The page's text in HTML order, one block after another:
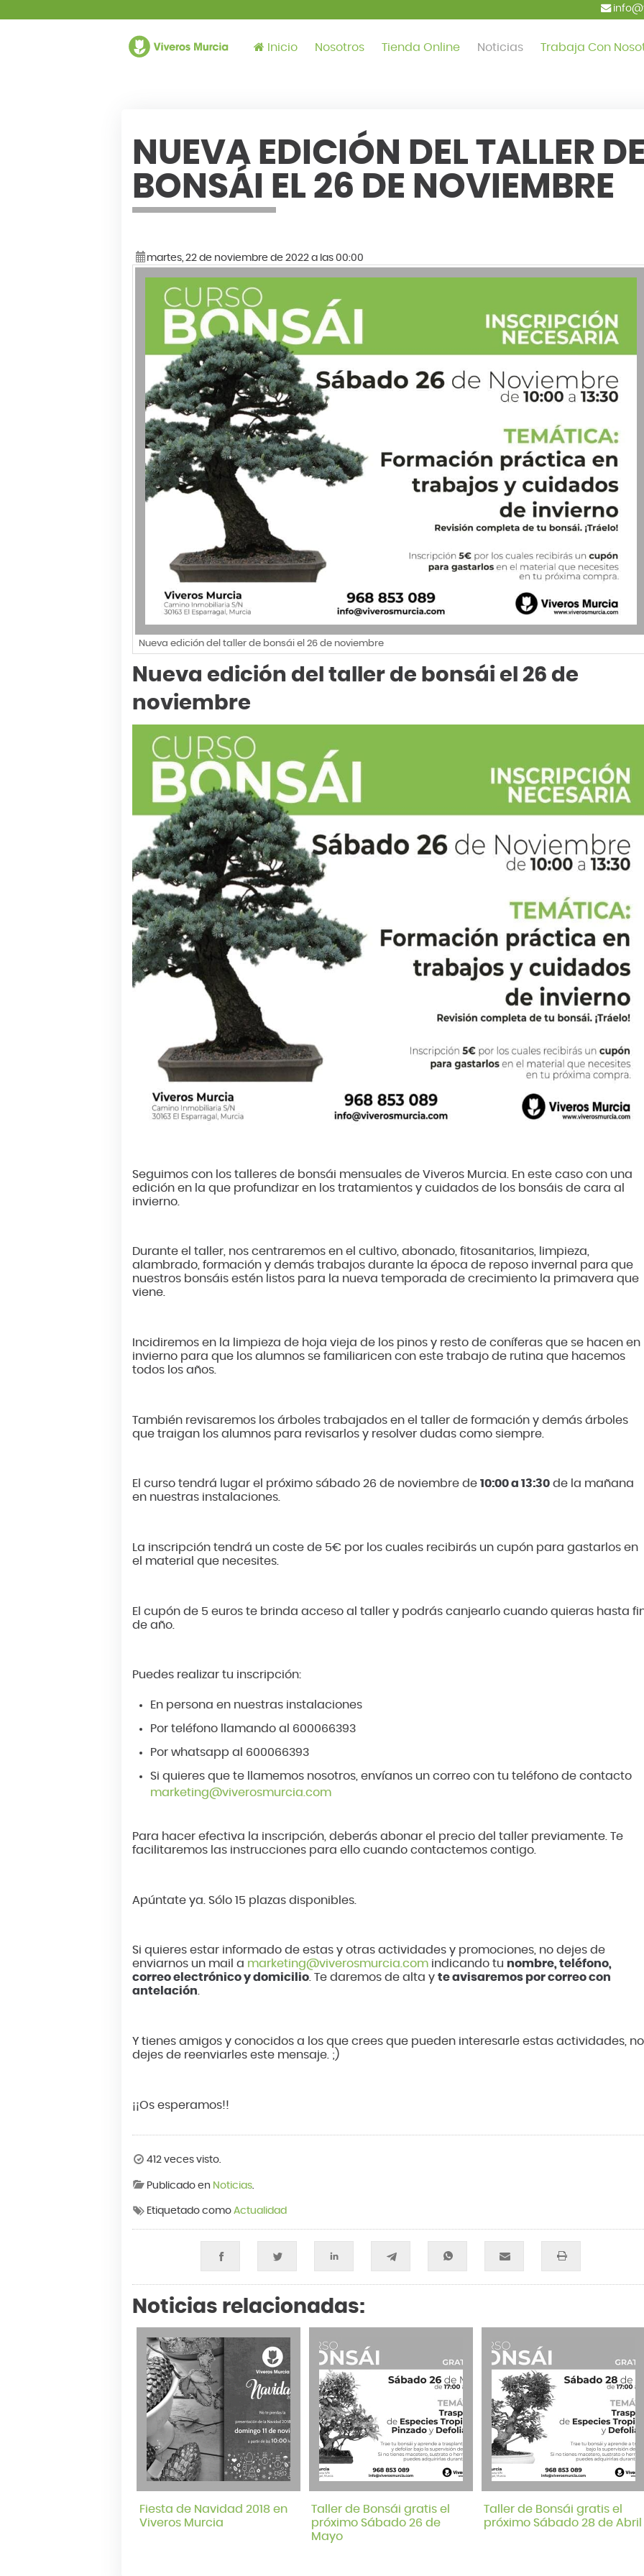
Inicio Nosotros Tienda Online Noticias Trabaja Con
NUEVA EDICIÓN DEL TALLER
BONSÁI EL 26 DE NOVIEMBRE
martes, 22 de noviembre de 2022 a las 00:00
Nueva edición del taller de bonsái el 26 de noviembre
Nueva edición del taller de bonsái el 26 de
noviembre
Seguimos con los talleres de bonsái mensuales de Viveros Murcia. En este caso con una
edición en la que profundizar en los tratamientos y cuidados de los bonsáis de cara al
invierno.
Durante el taller, nos centraremos en el cultivo, abonado, fitosanitarios, limpieza,
alambrado, formación y demás trabajos durante la época de reposo invernal para que
nuestros bonsáis estén listos para la nueva temporada de crecimiento la primavera que
viene.
Incidiremos en la limpieza de hoja vieja de los pinos y resto de coníferas que se hacen en
invierno para que los alumnos se familiaricen con este trabajo de rutina que hacemos
todos los años.
También revisaremos los árboles trabajados en el taller de formación y demás árboles
que traigan los alumnos para revisarlos y resolver dudas como siempre.
El curso tendrá lugar el próximo sábado 26 de noviembre de10:00 a 13:30 de la mañana
en nuestras instalaciones.
La inscripción tendrá un coste de 5€ por los cuales recibirás un cupón para gastarlos en
el material que necesites.
El cupón de 5 euros te brinda acceso al taller y podrás canjearlo cuando quieras hasta
de año.
Puedes realizar tu inscripción:
En persona en nuestras instalaciones
Por teléfono llamando al 600066393
Por whatsapp al 600066393
Si quieres que te llamemos nosotros, envíanos un correo con tu teléfono de contacto
marketing@viverosmurcia.com
Para hacer efectiva la inscripción, deberás abonar el precio del taller previamente. Te
facilitaremos las instrucciones para ello cuando contactemos contigo.
Apúntate ya. Sólo 15 plazas disponibles.
Si quieres estar informado de estas y otras actividades y promociones, no dejes de
enviarnos un mail a marketing@viverosmurcia.com indicando tu nombre, teléfono,
correo electrónico y domicilio. Te daremos de alta yte avisaremos por correo con
antelación.
Y tienes amigos y conocidos a los que crees que pueden interesarle estas actividades, no
dejes de reenviarles este mensaje. ;)
¡¡Os esperamos!!
412 veces visto.
Publicado en Noticias
Etiquetado comoActualidad
Noticias relacionadas:
Fiesta de Navidad 2018 en
Viveros Murcia
Taller de Bonsái gratis el
próximo Sábado 26 de
Mayo
Taller de Bonsái gratis el
próximo Sábado 28 de Abril